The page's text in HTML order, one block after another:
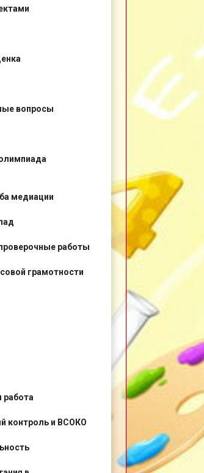
вопросы
медиации
работы
грамотности
работа
контроль и ВСОКО